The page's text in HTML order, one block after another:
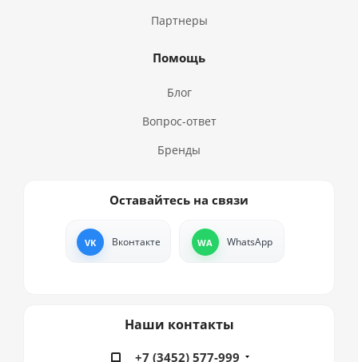
Партнеры
Помощь
Блог
Вопрос-ответ
Бренды
Оставайтесь на связи
Вконтакте WhatsApp
Наши контакты
+7 (3452) 577-999